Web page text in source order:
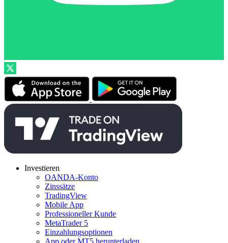
Investieren
OANDA-Konto
Zinssätze
TradingView
Mobile App
Professioneller Kunde
MetaTrader 5
Einzahlungsoptionen
App oder MT5 herunterladen